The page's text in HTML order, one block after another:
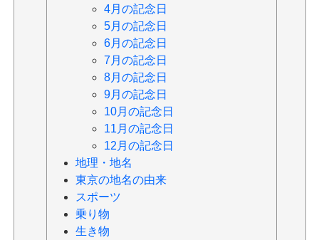
4月の記念日
5月の記念日
6月の記念日
7月の記念日
8月の記念日
9月の記念日
10月の記念日
11月の記念日
12月の記念日
地理・地名
東京の地名の由来
スポーツ
乗り物
生き物